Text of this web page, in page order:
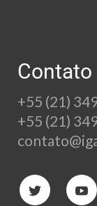
Contato
+55 (21)
+55 (21)